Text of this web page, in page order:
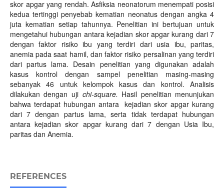
skor apgar yang rendah. Asfiksia neonatorum menempati posisi
kedua tertinggi penyebab kematian neonatus dengan angka 4
juta kematian setiap tahunnya. Penelitian ini bertujuan untuk
mengetahui hubungan antara kejadian skor apgar kurang dari 7
dengan faktor risiko ibu yang terdiri dari usia ibu, paritas,
anemia pada saat hamil, dan faktor risiko persalinan yang terdiri
dari partus lama. Desain penelitian yang digunakan adalah
kasus kontrol dengan sampel penelitian masing-masing
sebanyak 46 untuk kelompok kasus dan kontrol. Analisis
dilakukan dengan uji chi-square. Hasil penelitian menunjukan
bahwa terdapat hubungan antara kejadian skor apgar kurang
dari 7 dengan partus lama, serta tidak terdapat hubungan
antara kejadian skor apgar kurang dari 7 dengan Usia Ibu,
paritas dan Anemia.
REFERENCES